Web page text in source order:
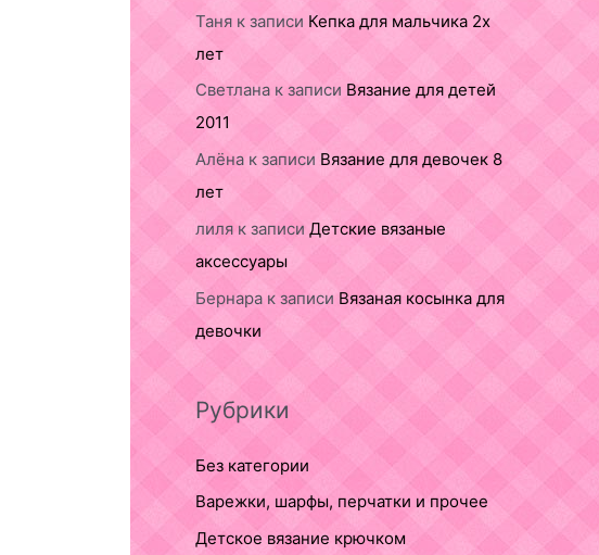
Таня к записи Кепка для мальчика 2х
лет
Светлана к записи Вязание для детей
2011
Алёна к записи Вязание для девочек 8
лет
лиля к записи Детские вязаные
аксессуары
Бернара к записи Вязаная косынка для
девочки
Рубрики
Без категории
Варежки, шарфы, перчатки и прочее
Детское вязание крючком